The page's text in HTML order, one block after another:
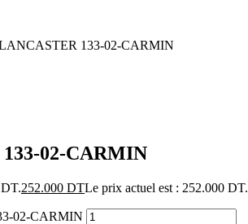
133-02-CARMIN
02-CARMIN
252.000 DTLe prix actuel est : 252.000 DT.
02-CARMIN